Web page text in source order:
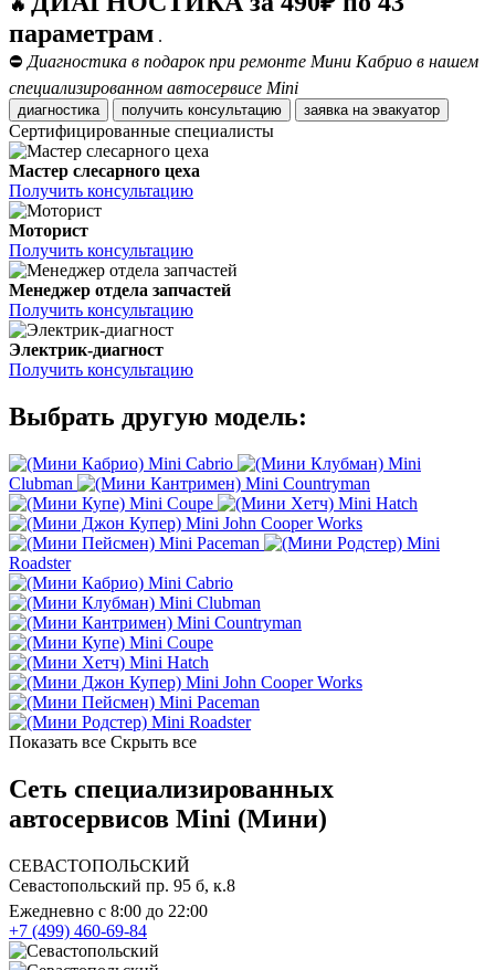
🔥
параметрам .
⛔ Диагностика в подарок при ремонте Мини Кабрио в нашем
специализированном автосервисе Mini
диагностика получить консультацию заявка на эвакуатор
Сертифицированные специалисты
Мастер слесарного цеха
Получить консультацию
Моторист
Получить консультацию
Менеджер отдела запчастей
Получить консультацию
Электрик-диагност
Получить консультацию
Выбрать другую модель:
Mini Cabrio
Mini
Clubman
Mini Countryman
Mini Coupe
Mini Hatch
Mini John Cooper Works
Mini Paceman
Mini
Roadster
Mini Cabrio
Mini Clubman
Mini Countryman
Mini Coupe
Mini Hatch
Mini John Cooper Works
Mini Paceman
Mini Roadster
Показать все Скрыть все
Сеть специализированных
автосервисов Mini (Мини)
СЕВАСТОПОЛЬСКИЙ
Севастопольский пр. 95 б, к.8
Ежедневно с 8:00 до 22:00
+7 (499) 460-69-84